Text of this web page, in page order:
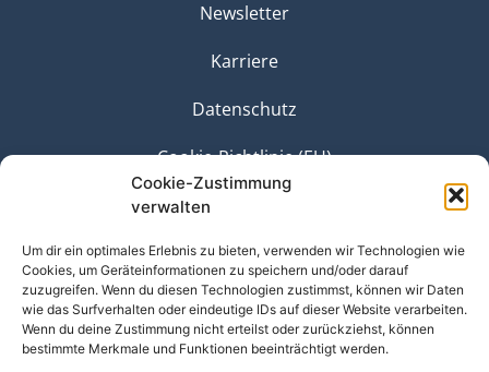
Cookie-Zustimmung
verwalten
Um dir ein optimales Erlebnis zu bieten, verwenden wir Technologien wie
Cookies, um Geräteinformationen zu speichern und/oder darauf
zuzugreifen. Wenn du diesen Technologien zustimmst, können wir Daten
wie das Surfverhalten oder eindeutige IDs auf dieser Website verarbeiten.
Wenn du deine Zustimmung nicht erteilst oder zurückziehst, können
bestimmte Merkmale und Funktionen beeinträchtigt werden.
Newsletter
Karriere
Datenschutz
Cookie-Richtlinie (EU)
…paperwork goes paperless…
© 2025 Cue Event Solutions UG (haftungsbeschränkt)